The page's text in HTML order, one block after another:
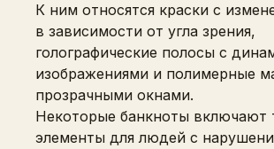
К ним относятся краски с
в зависимости от угла зрения,
голографические полосы с
изображениями и полимерные
прозрачными окнами.
Некоторые банкноты включают
элементы для людей с